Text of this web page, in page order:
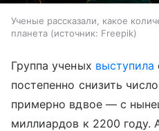
Ученые рассказали, какое
планета
источник: Freepik
Группа ученых выступила
постепенно снизить
примерно вдвое — с
миллиардов к 2200 году.